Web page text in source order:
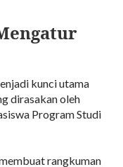
kunci utama
dirasakan oleh
Program Studi
rangkuman